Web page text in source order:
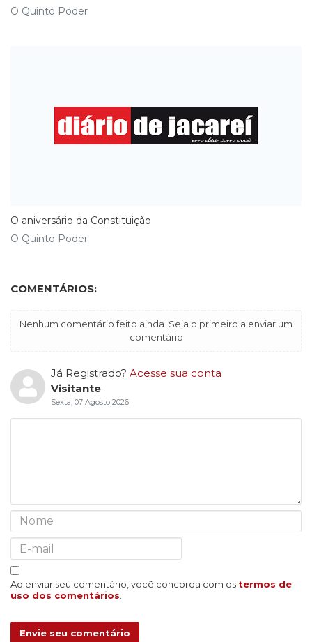
O Quinto Poder
O aniversário da Constituição
O Quinto Poder
COMENTÁRIOS:
Nenhum comentário feito ainda. Seja o primeiro a enviar um
comentário
Já Registrado? Acesse sua conta
Visitante
Sexta, 07 Agosto 2026
Ao enviar seu comentário, você concorda com os termos de
uso dos comentários
Envie seu comentário